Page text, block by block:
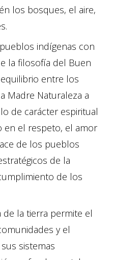
los bosques, el aire,
indígenas con
la filosofía del Buen
entre los
Madre Naturaleza a
de carácter espiritual
en el respeto, el amor
de los pueblos
de la
de los
de la tierra permite el
y el
sistemas